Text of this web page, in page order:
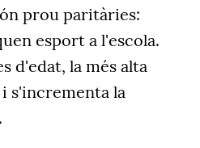
prou paritàries:
esport a l'escola.
d'edat, la més alta
s'incrementa la